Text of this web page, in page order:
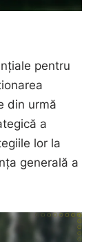
pentru
din urmă
a
lor la
generală a